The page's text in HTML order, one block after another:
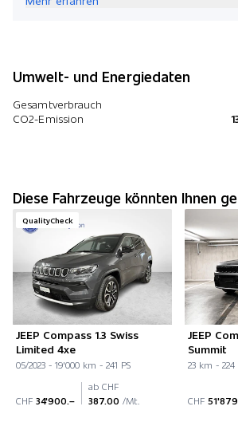
Umwelt- und Energiedaten
Gesamtverbrauch
CO2-Emission
Diese Fahrzeuge könnten Ihnen
QualityCheck
JEEP Compass 1.3 Swiss
Limited 4xe
05/2023 - 19'000 km - 241 PS
CHF 34'900.–
ab CHF
387.00 /Mt.
JEEP
Summit
23 km - 224
CHF